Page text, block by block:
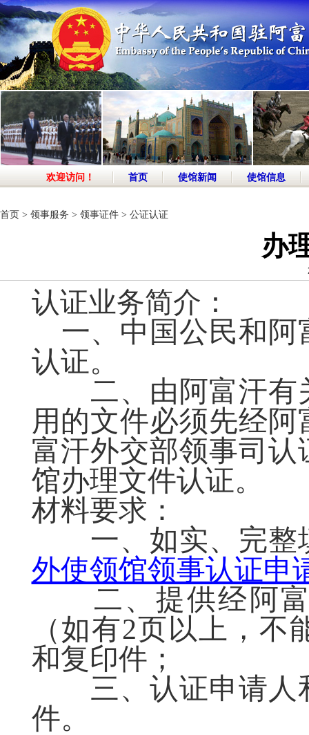
欢迎访问！ 首页 使馆新闻 使馆信息
首页 > 领事服务 > 领事证件 > 公证认证
办
认证业务简介：
一、中国公民和
认证。
二、由阿富汗有
用的文件必须先经
富汗外交部领事司
馆办理文件认证。
材料要求：
一、如实、完整
外使领馆领事认证申
二、提供经阿富
（如有2页以上，不
和复印件；
三、认证申请人
件。